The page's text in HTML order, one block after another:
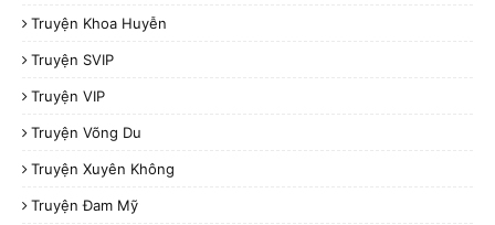
Truyện Khoa Huyễn
Truyện SVIP
Truyện VIP
Truyện Võng Du
Truyện Xuyên Không
Truyện Đam Mỹ